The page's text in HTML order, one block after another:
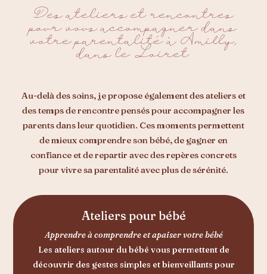
Des ateliers et rencontres
pour vous accompagner dans
votre parentalité à Amilly,
dans le Loiret
Au-delà des soins, je propose également des ateliers et
des temps de rencontre pensés pour accompagner les
parents dans leur quotidien. Ces moments permettent
de mieux comprendre son bébé, de gagner en
confiance et de repartir avec des repères concrets
pour vivre sa parentalité avec plus de sérénité.
Ateliers pour bébé
Apprendre à comprendre et apaiser votre bébé
Les ateliers autour du bébé vous permettent de
découvrir des gestes simples et bienveillants pour